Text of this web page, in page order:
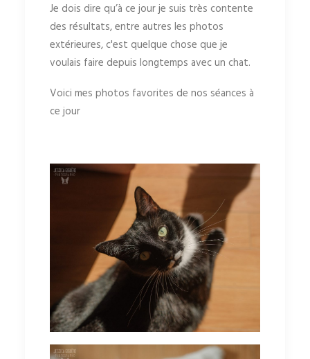
Je dois dire qu’à ce jour je suis très contente
des résultats, entre autres les photos
extérieures, c'est quelque chose que je
voulais faire depuis longtemps avec un chat.
Voici mes photos favorites de nos séances à
ce jour